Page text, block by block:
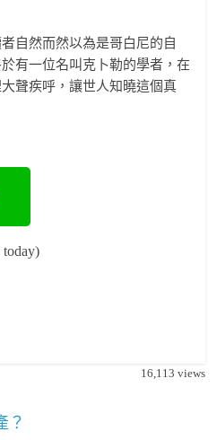
自然而然以為是哥白尼的自
有一位名叫克卜勒的學者，在
聲疾呼，讓世人知曉這個真
today)
16,113 views
？